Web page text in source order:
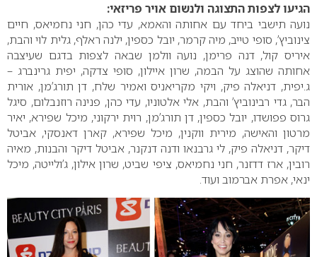
הגיעו לצפות התצוגה ולנשום אויר פריזאי:
נועה תישבי ביחד עם אחותה והאמא, עדי כהן, חני נחמיאס, חיים
צינוביץ’, סופי טייב, מיה קרמר, יובל כספין, ילנה ראלף, גלית לוי והבת,
איריס קול, דנה פרימן, נועה וולמן שבאה לצפות בדגם שעיצבה
אחותה שהוצג על הבמה, שרון איילון, סופי צדקה, יפית גרינברג –
ג.יפית, דניאלה פיק, ויקי מקריאניס ואמיר שלח, דן תורג’מן, אורית
הבר, גדי רבינוביץ’ והבת, אלי אלטוניו, עדי כהן, פנינה רוזנבלום, סיגל
גרוס פפושדו, יובל כספין, דן תורג’מן, רוית ירקוני, מיכל שפירא, יאיר
מרטון והאישה, מירית ווקנין, מיכל שפירא, קארן דאנסקי, אביטל
דיקר, דניאלה פיק, לי גרבנאו ודנה דנקנר, אביטל דיקר והבנות, מאיה
רובין, ארז דדזנר, חני נחמיאס, ציפי שביט, שרון אילון, ג’ולייטה, מיכל
ינאי, אפרת אברמוב ועוד.